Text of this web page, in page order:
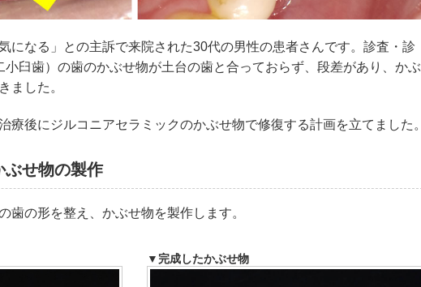
になる」との主訴で来院された30代の男性の患者さんです。診査・診
小臼歯）の歯のかぶせ物が土台の歯と合っておらず、段差があり、かぶ
ました。
療後にジルコニアセラミックのかぶせ物で修復する計画を立てました。
ぶせ物の製作
歯の形を整え、かぶせ物を製作します。
▼完成したかぶせ物